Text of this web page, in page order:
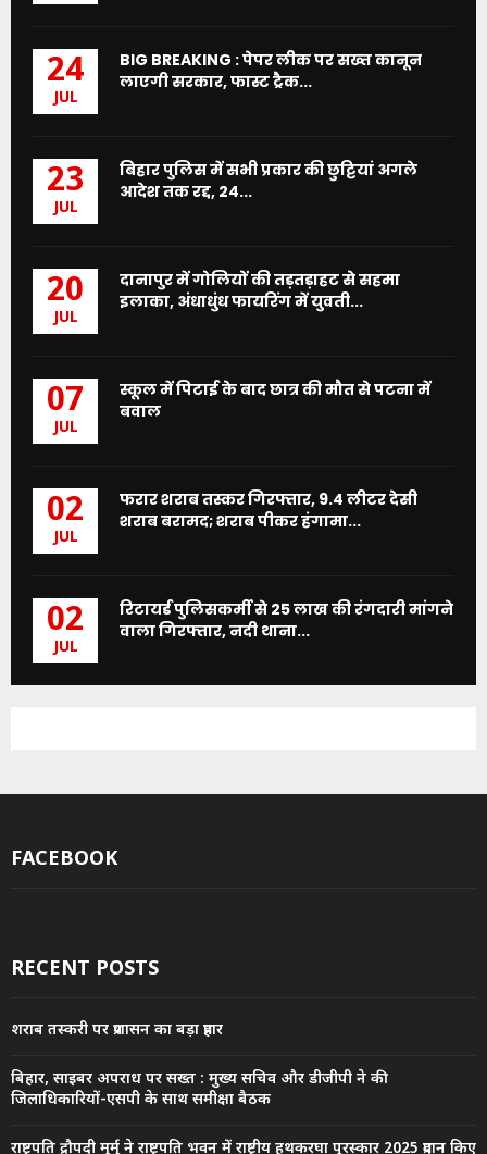
24
JUL
BIG BREAKING : पेपर लीक पर सख्त कानून
लाएगी सरकार, फास्ट ट्रैक...
23
JUL
बिहार पुलिस में सभी प्रकार की छुट्टियां अगले
आदेश तक रद्द, 24...
20
JUL
दानापुर में गोलियों की तड़तड़ाहट से सहमा
इलाका, अंधाधुंध फायरिंग में युवती...
07
JUL
स्कूल में पिटाई के बाद छात्र की मौत से पटना में
बवाल
02
JUL
फरार शराब तस्कर गिरफ्तार, 9.4 लीटर देसी
शराब बरामद; शराब पीकर हंगामा...
02
JUL
रिटायर्ड पुलिसकर्मी से 25 लाख की रंगदारी मांगने
वाला गिरफ्तार, नदी थाना...
FACEBOOK
RECENT POSTS
शराब तस्करी पर प्रशासन का बड़ा प्रहार
बिहार, साइबर अपराध पर सख्त : मुख्य सचिव और डीजीपी ने की
जिलाधिकारियों-एसपी के साथ समीक्षा बैठक
राष्ट्रपति द्रौपदी मुर्मु ने राष्ट्रपति भवन में राष्ट्रीय हथकरघा पुरस्कार 2025 प्रदान किए